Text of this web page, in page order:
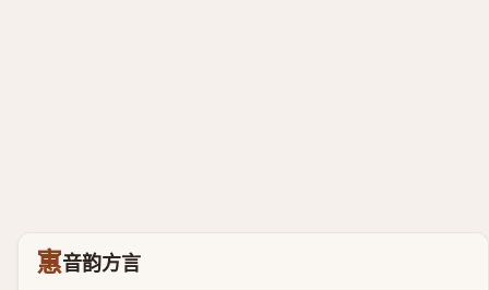
寭音韵方言